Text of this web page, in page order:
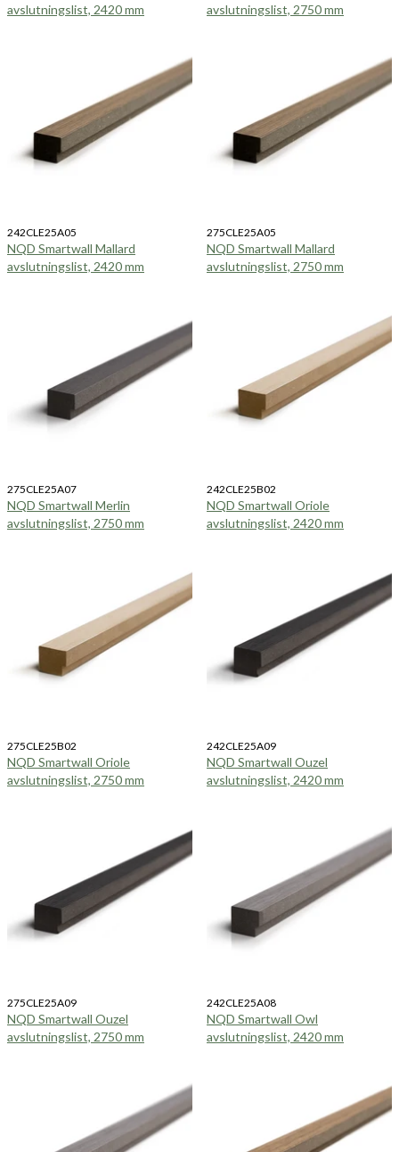
avslutningslist, 2420 mm
avslutningslist, 2750 mm
242CLE25A05
NQD Smartwall Mallard
avslutningslist, 2420 mm
275CLE25A05
NQD Smartwall Mallard
avslutningslist, 2750 mm
275CLE25A07
NQD Smartwall Merlin
avslutningslist, 2750 mm
242CLE25B02
NQD Smartwall Oriole
avslutningslist, 2420 mm
275CLE25B02
NQD Smartwall Oriole
avslutningslist, 2750 mm
242CLE25A09
NQD Smartwall Ouzel
avslutningslist, 2420 mm
275CLE25A09
NQD Smartwall Ouzel
avslutningslist, 2750 mm
242CLE25A08
NQD Smartwall Owl
avslutningslist, 2420 mm